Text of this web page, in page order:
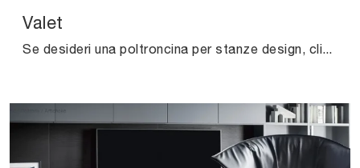
Valet
Se desideri una poltroncina per stanze design, clicca e leggi di più sul modello Valet in tessuto dell'azienda Kristalia.